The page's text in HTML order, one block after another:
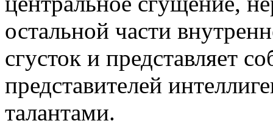
остальной части
сгусток и представляет
представителей
талантами.